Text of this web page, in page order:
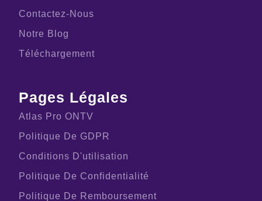
Contactez-Nous
Notre Blog
Téléchargement
Pages Légales
Atlas Pro ONTV
Politique De GDPR
Conditions D'utilisation
Politique De Confidentialité
Politique De Remboursement